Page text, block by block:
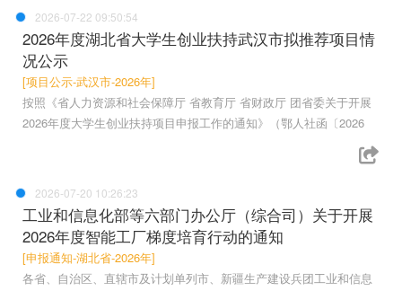
2026-07-22 09:50:54
2026年度湖北省大学生创业扶持武汉市拟推荐项目情
况公示
[项目公示-武汉市-2026年]
按照《省人力资源和社会保障厅 省教育厅 省财政厅 团省委关于开展
2026年度大学生创业扶持项目申报工作的通知》（鄂人社函〔2026
2026-07-20 10:26:23
工业和信息化部等六部门办公厅（综合司）关于开展
2026年度智能工厂梯度培育行动的通知
[申报通知-湖北省-2026年]
各省、自治区、直辖市及计划单列市、新疆生产建设兵团工业和信息